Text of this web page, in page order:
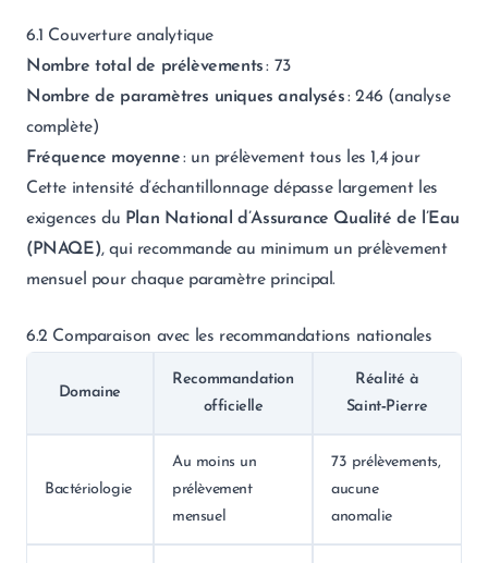
6.1 Couverture analytique
Nombre total de prélèvements: 73
Nombre de paramètres uniques analysés: 246 (analyse
complète)
Fréquence moyenne: un prélèvement tous les 1,4 jour
Cette intensité d’échantillonnage dépasse largement les
exigences du Plan National d’Assurance Qualité de l’Eau
(PNAQE), qui recommande au minimum un prélèvement
mensuel pour chaque paramètre principal.
6.2 Comparaison avec les recommandations nationales
Domaine
Recommandation
officielle
Réalité à
Saint‑Pierre
Bactériologie
Au moins un
prélèvement
mensuel
73 prélèvements,
aucune
anomalie